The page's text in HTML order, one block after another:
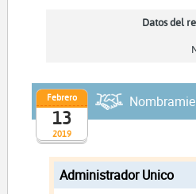
Datos del
2019
Febrero
13
Administrador Unico